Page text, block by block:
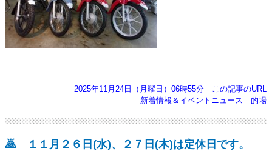
2025年11月24日（月曜日）06時55分
この記事のURL
新着情報＆イベントニュース
的場
🙇 １１月２６日(水)、２７日(木)は定休日です。